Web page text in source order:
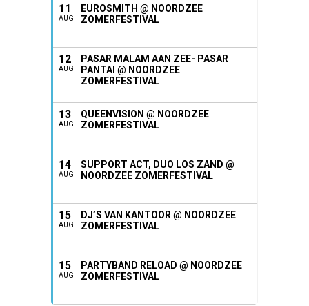
11
AUG
EUROSMITH @ NOORDZEE
ZOMERFESTIVAL
12
AUG
PASAR MALAM AAN ZEE- PASAR
PANTAI @ NOORDZEE
ZOMERFESTIVAL
13
AUG
QUEENVISION @ NOORDZEE
ZOMERFESTIVAL
14
AUG
SUPPORT ACT, DUO LOS ZAND @
NOORDZEE ZOMERFESTIVAL
15
AUG
DJ’S VAN KANTOOR @ NOORDZEE
ZOMERFESTIVAL
15
AUG
PARTYBAND RELOAD @ NOORDZEE
ZOMERFESTIVAL